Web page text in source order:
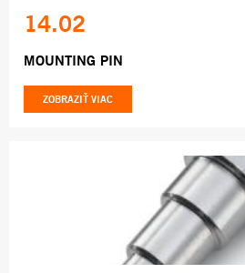
14.02
MOUNTING PIN
ZOBRAZIŤ VIAC